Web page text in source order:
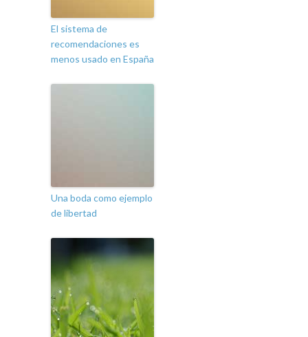
El sistema de
recomendaciones es
menos usado en España
Una boda como ejemplo
de libertad